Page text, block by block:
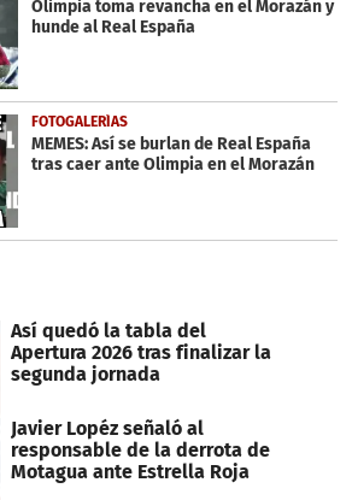
Olimpia toma revancha en el Morazán y
hunde al Real España
FOTOGALERÍAS
MEMES: Así se burlan de Real España
tras caer ante Olimpia en el Morazán
Así quedó la tabla del
Apertura 2026 tras finalizar la
segunda jornada
Javier Lopéz señaló al
responsable de la derrota de
Motagua ante Estrella Roja